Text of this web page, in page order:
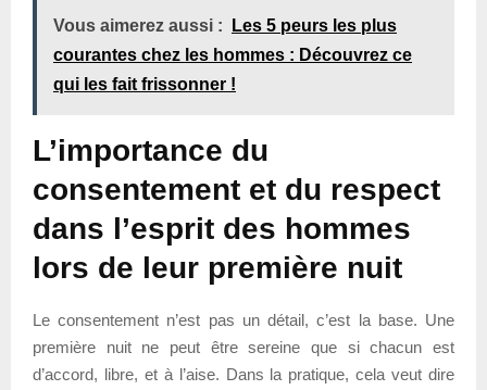
Vous aimerez aussi :
Les 5 peurs les plus
courantes chez les hommes : Découvrez ce
qui les fait frissonner !
L’importance du
consentement et du respect
dans l’esprit des hommes
lors de leur première nuit
Le consentement n’est pas un détail, c’est la base. Une
première nuit ne peut être sereine que si chacun est
d’accord, libre, et à l’aise. Dans la pratique, cela veut dire